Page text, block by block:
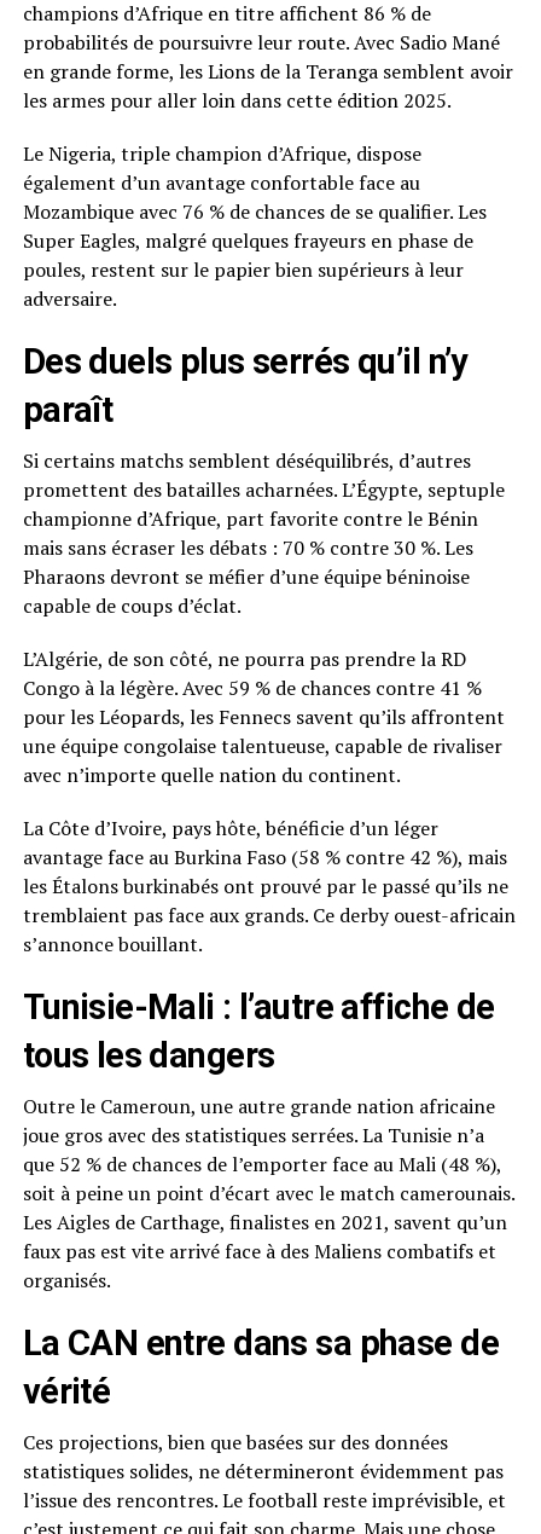
champions d’Afrique en titre affichent 86 % de
probabilités de poursuivre leur route. Avec Sadio Mané
en grande forme, les Lions de la Teranga semblent avoir
les armes pour aller loin dans cette édition 2025.
Le Nigeria, triple champion d’Afrique, dispose
également d’un avantage confortable face au
Mozambique avec 76 % de chances de se qualifier. Les
Super Eagles, malgré quelques frayeurs en phase de
poules, restent sur le papier bien supérieurs à leur
adversaire.
Des duels plus serrés qu’il n’y
paraît
Si certains matchs semblent déséquilibrés, d’autres
promettent des batailles acharnées. L’Égypte, septuple
championne d’Afrique, part favorite contre le Bénin
mais sans écraser les débats : 70 % contre 30 %. Les
Pharaons devront se méfier d’une équipe béninoise
capable de coups d’éclat.
L’Algérie, de son côté, ne pourra pas prendre la RD
Congo à la légère. Avec 59 % de chances contre 41 %
pour les Léopards, les Fennecs savent qu’ils affrontent
une équipe congolaise talentueuse, capable de rivaliser
avec n’importe quelle nation du continent.
La Côte d’Ivoire, pays hôte, bénéficie d’un léger
avantage face au Burkina Faso (58 % contre 42 %), mais
les Étalons burkinabés ont prouvé par le passé qu’ils ne
tremblaient pas face aux grands. Ce derby ouest-africain
s’annonce bouillant.
Tunisie-Mali : l’autre affiche de
tous les dangers
Outre le Cameroun, une autre grande nation africaine
joue gros avec des statistiques serrées. La Tunisie n’a
que 52 % de chances de l’emporter face au Mali (48 %),
soit à peine un point d’écart avec le match camerounais.
Les Aigles de Carthage, finalistes en 2021, savent qu’un
faux pas est vite arrivé face à des Maliens combatifs et
organisés.
La CAN entre dans sa phase de
vérité
Ces projections, bien que basées sur des données
statistiques solides, ne détermineront évidemment pas
l’issue des rencontres. Le football reste imprévisible, et